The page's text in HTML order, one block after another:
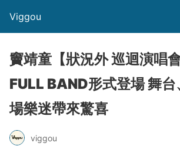
Viggou
竇靖童【狀況外 巡迴演唱
FULL BAND形式登場 舞
場樂迷帶來驚喜
viggou